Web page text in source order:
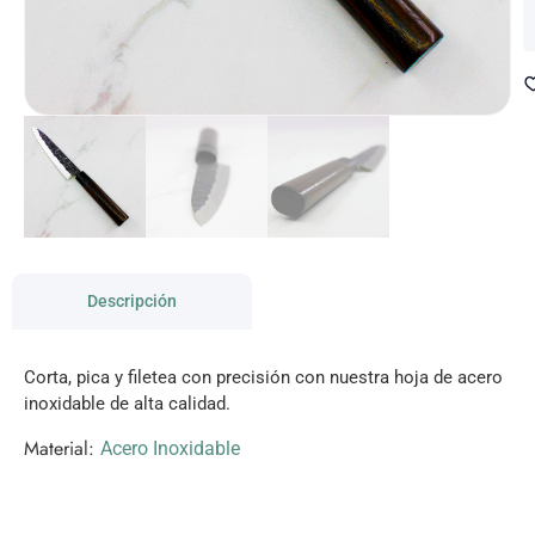
Descripción
Corta, pica y filetea con precisión con nuestra hoja de acero
inoxidable de alta calidad.
Material: Acero Inoxidable